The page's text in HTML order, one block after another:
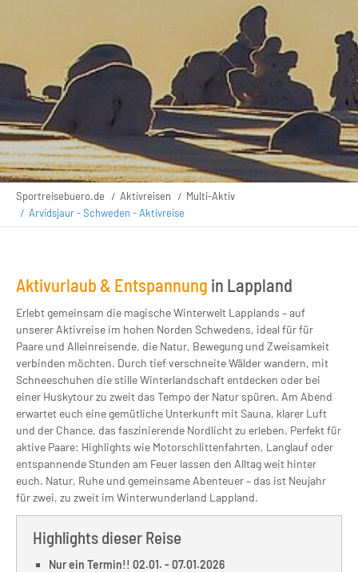
Sportreisebuero.de Aktivreisen
Multi-Aktiv
Arvidsjaur - Schweden - Aktivreise
Aktivurlaub & Entspannung in Lappland
Erlebt gemeinsam die magische Winterwelt Lapplands – auf
unserer Aktivreise im hohen Norden Schwedens, ideal für für
Paare und Alleinreisende, die Natur, Bewegung und Zweisamkeit
verbinden möchten. Durch tief verschneite Wälder wandern, mit
Schneeschuhen die stille Winterlandschaft entdecken oder bei
einer Huskytour zu zweit das Tempo der Natur spüren. Am Abend
erwartet euch eine gemütliche Unterkunft mit Sauna, klarer Luft
und der Chance, das faszinierende Nordlicht zu erleben. Perfekt für
aktive Paare: Highlights wie Motorschlittenfahrten, Langlauf oder
entspannende Stunden am Feuer lassen den Alltag weit hinter
euch. Natur, Ruhe und gemeinsame Abenteuer – das ist Neujahr
für zwei, zu zweit im Winter­wunderland Lappland.
Highlights dieser Reise
Nur ein Termin!! 02.01. - 07.01.2026